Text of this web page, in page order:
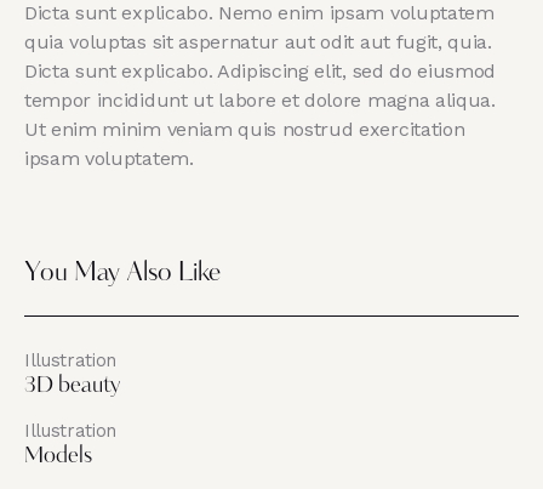
Dicta sunt explicabo. Nemo enim ipsam voluptatem
quia voluptas sit aspernatur aut odit aut fugit, quia.
Dicta sunt explicabo. Adipiscing elit, sed do eiusmod
tempor incididunt ut labore et dolore magna aliqua.
Ut enim minim veniam quis nostrud exercitation
ipsam voluptatem.
You May Also Like
Illustration
3D beauty
Illustration
Models